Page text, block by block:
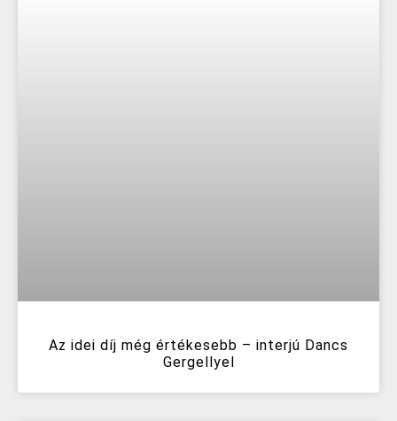
Az idei díj még értékesebb – interjú Dancs
Gergellyel